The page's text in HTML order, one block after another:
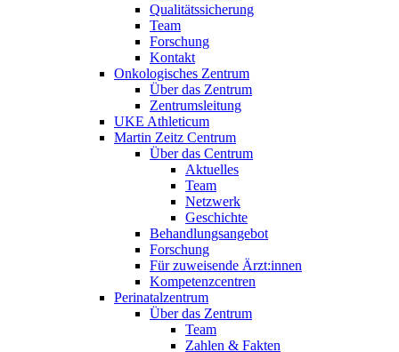
Qualitätssicherung
Team
Forschung
Kontakt
Onkologisches Zentrum
Über das Zentrum
Zentrumsleitung
UKE Athleticum
Martin Zeitz Centrum
Über das Centrum
Aktuelles
Team
Netzwerk
Geschichte
Behandlungsangebot
Forschung
Für zuweisende Ärzt:innen
Kompetenzcentren
Perinatalzentrum
Über das Zentrum
Team
Zahlen & Fakten